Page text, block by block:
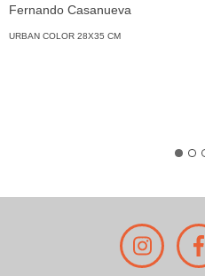
Fernando Casanueva
URBAN COLOR 28X35 CM